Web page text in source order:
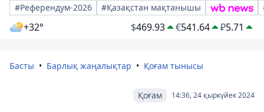
#Референдум-2026
#Қазақстан мақтанышы
+32° $469.93 €541.64 ₽5.71
Басты Барлық жаңалықтар Қоғам тынысы
14:36, 24 қыркүйек 2024
Қоғам